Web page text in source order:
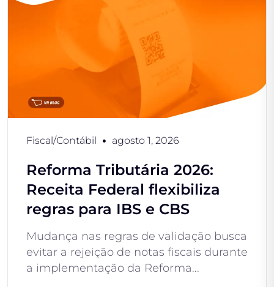
Fiscal/Contábil agosto 1, 2026
Reforma Tributária 2026:
Receita Federal flexibiliza
regras para IBS e CBS
Mudança nas regras de validação busca
evitar a rejeição de notas fiscais durante
a implementação da Reforma...